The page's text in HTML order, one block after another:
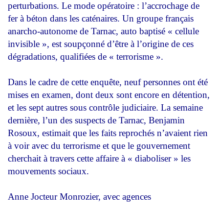
perturbations. Le mode opératoire : l’accrochage de
fer à béton dans les caténaires. Un groupe français
anarcho-autonome de Tarnac, auto baptisé « cellule
invisible », est soupçonné d’être à l’origine de ces
dégradations, qualifiées de « terrorisme ».
Dans le cadre de cette enquête, neuf personnes ont été
mises en examen, dont deux sont encore en détention,
et les sept autres sous contrôle judiciaire. La semaine
dernière, l’un des suspects de Tarnac, Benjamin
Rosoux, estimait que les faits reprochés n’avaient rien
à voir avec du terrorisme et que le gouvernement
cherchait à travers cette affaire à « diaboliser » les
mouvements sociaux.
Anne Jocteur Monrozier, avec agences